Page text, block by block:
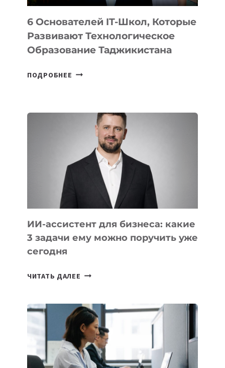
6 Основателей IT-Школ, Которые
Развивают Технологическое
Образование Таджикистана
ПОДРОБНЕЕ 6
КОТОРЫЕ
РАЗВИВАЮТ
ТЕХНОЛОГИЧЕСКОЕ
ОБРАЗОВАНИЕ
ТАДЖИКИСТАНА
ИИ-ассистент для бизнеса: какие
3 задачи ему можно поручить уже
сегодня
ЧИТАТЬ ДАЛЕЕ ИИ-
БИЗНЕСА:
КАКИЕ
3
ЗАДАЧИ
ЕМУ